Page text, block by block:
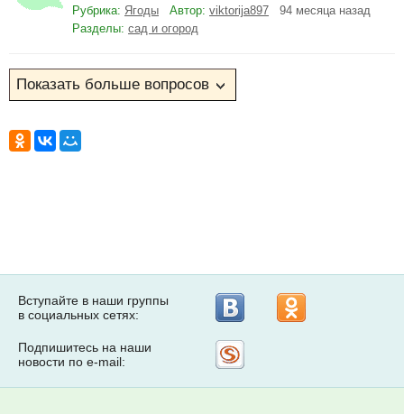
Рубрика: Ягоды Автор: viktorija897 94 месяца назад
Разделы: сад и огород
Вступайте в наши группы
в социальных сетях:
Подпишитесь на наши
новости по e-mail: